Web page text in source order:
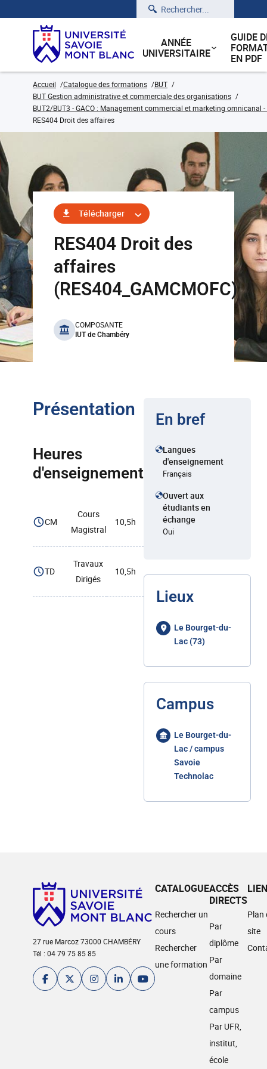
Rechercher
ANNÉE
UNIVERSITAIRE
GUIDE
EN PDF
Accueil Catalogue des formations
BUT
BUT Gestion administrative et commerciale des organisations
BUT2/BUT3 - GACO : Management commercial et marketing omnicanal
RES404 Droit des affaires
Télécharger
RES404 Droit des
affaires
(RES404_GAMCMOFC)
benefits
COMPOSANTE
IUT de Chambéry
Présentation
Heures
d'enseignement
CM
Cours
Magistral
10,5h
TD
Travaux
Dirigés
10,5h
En bref
Langues
d'enseignement
Français
Ouvert aux
étudiants en
échange
Oui
Lieux
Le Bourget-du-
Lac (73)
Campus
Le Bourget-du-
Lac / campus
Savoie
Technolac
27 rue Marcoz 73000 CHAMBÉRY
Tél : 04 79 75 85 85
CATALOGUE
Rechercher un
cours
Rechercher
une formation
ACCÈS
DIRECTS
Par
diplôme
Par
domaine
Par
campus
Par UFR,
institut,
école
Plan
site